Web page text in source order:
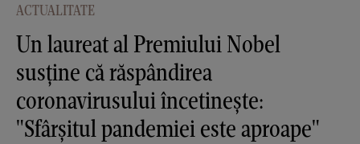
ACTUALITATE
Un laureat al Premiului Nobel
susține că răspândirea
coronavirusului încetinește:
"Sfârşitul pandemiei este aproape"